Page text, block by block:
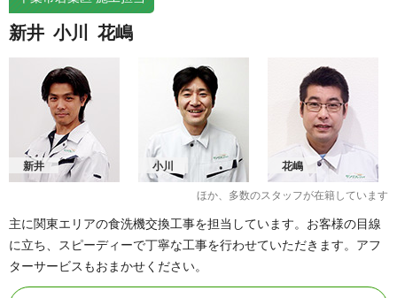
新井 小川 花嶋
新井 小川 花嶋
ほか、多数のスタッフが在籍しています
主に関東エリアの食洗機交換工事を担当しています。お客様の目線
に立ち、スピーディーで丁寧な工事を行わせていただきます。アフ
ターサービスもおまかせください。